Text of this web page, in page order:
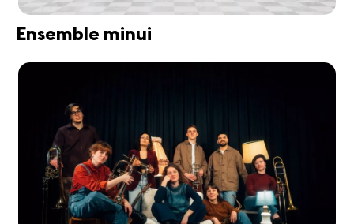
Ensemble minui